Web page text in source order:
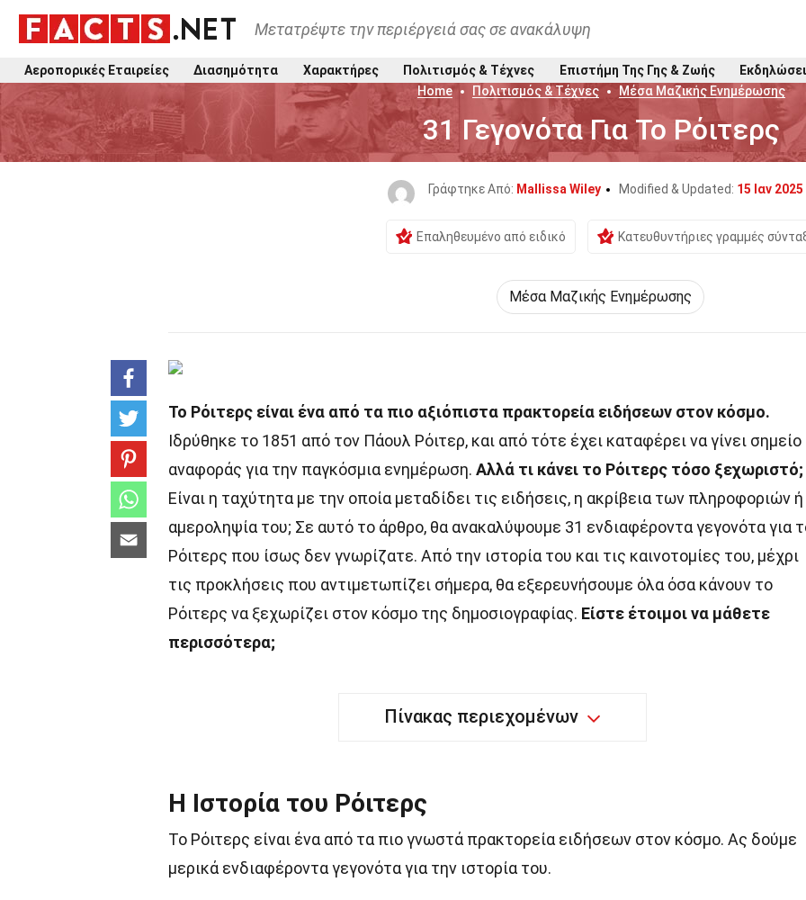
Μετατρέψτε την περιέργειά σας σε ανακάλυψη
Αεροπορικές Εταιρείες Διασημότητα Χαρακτήρες Πολιτισμός & Τέχνες Επιστήμη Της Γης & Ζωής
Home
Πολιτισμός & Τέχνες Μέσα Μαζικής Ενημέρωσης
31 Γεγονότα Για Το Ρόιτερς
Γράφτηκε Από: Mallissa Wiley Modified & Updated: 15 Ιαν 2025
Επαληθευμένο από ειδικό Κατευθυντήριες γραμμές
Μέσα Μαζικής Ενημέρωσης
Το Ρόιτερς είναι ένα από τα πιο αξιόπιστα πρακτορεία ειδήσεων στον κόσμο.
Ιδρύθηκε το 1851 από τον Πάουλ Ρόιτερ, και από τότε έχει καταφέρει να γίνει σημείο
αναφοράς για την παγκόσμια ενημέρωση. Αλλά τι κάνει το Ρόιτερς τόσο ξεχωριστό;
Είναι η ταχύτητα με την οποία μεταδίδει τις ειδήσεις, η ακρίβεια των πληροφοριών
αμεροληψία του; Σε αυτό το άρθρο, θα ανακαλύψουμε 31 ενδιαφέροντα γεγονότα για
Ρόιτερς που ίσως δεν γνωρίζατε. Από την ιστορία του και τις καινοτομίες του, μέχρι
τις προκλήσεις που αντιμετωπίζει σήμερα, θα εξερευνήσουμε όλα όσα κάνουν το
Ρόιτερς να ξεχωρίζει στον κόσμο της δημοσιογραφίας. Είστε έτοιμοι να μάθετε
περισσότερα;
Πίνακας περιεχομένων
Η Ιστορία του Ρόιτερς
Το Ρόιτερς είναι ένα από τα πιο γνωστά πρακτορεία ειδήσεων στον κόσμο. Ας δούμε
μερικά ενδιαφέροντα γεγονότα για την ιστορία του.